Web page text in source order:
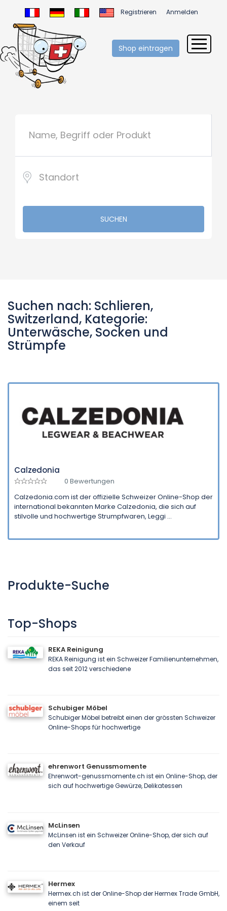
Registrieren Anmelden
Shop eintragen
SUCHEN
Suchen nach: Schlieren,
Switzerland, Kategorie:
Unterwäsche, Socken und
Strümpfe
Calzedonia
0 Bewertungen
Calzedonia.com ist der offizielle Schweizer Online-Shop der
international bekannten Marke Calzedonia, die sich auf
stilvolle und hochwertige Strumpfwaren, Leggi ...
Produkte-Suche
Top-Shops
REKA Reinigung
REKA Reinigung ist ein Schweizer Familienunternehmen,
das seit 2012 verschiedene
Schubiger Möbel
Schubiger Möbel betreibt einen der grössten Schweizer
Online-Shops für hochwertige
ehrenwort Genussmomente
Ehrenwort-genussmomente.ch ist ein Online-Shop, der
sich auf hochwertige Gewürze, Delikatessen
McLinsen
McLinsen ist ein Schweizer Online-Shop, der sich auf
den Verkauf
Hermex
Hermex.ch ist der Online-Shop der Hermex Trade GmbH,
einem seit